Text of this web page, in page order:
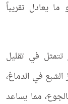
ما يعادل تقريباً
تتمثل في تقليل
في الدماغ،
مما يساعد